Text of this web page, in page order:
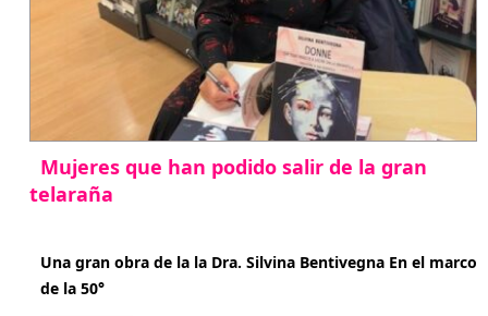
Mujeres que han podido salir de la gran
telaraña
Una gran obra de la la Dra. Silvina Bentivegna En el marco
de la 50°